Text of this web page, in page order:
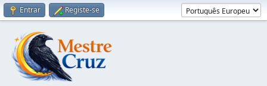
Entrar Registe-se